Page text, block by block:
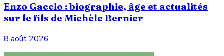
Enzo Gaccio : biographie, âge et actualités
sur le fils de Michèle Bernier
8 août 2026